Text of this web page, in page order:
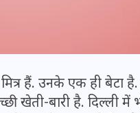
हैं. उनके एक ही बेटा
खेती-बारी है. दिल्ली